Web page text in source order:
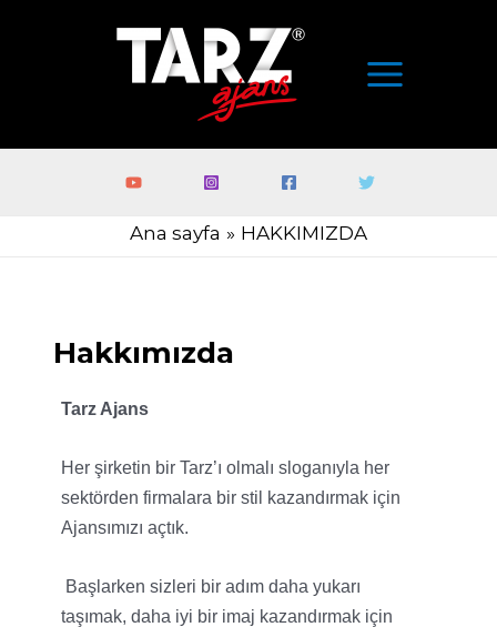
Ana sayfa HAKKIMIZDA
Hakkımızda
Tarz Ajans
Her şirketin bir Tarz’ı olmalı sloganıyla her
sektörden firmalara bir stil kazandırmak için
Ajansımızı açtık.
Başlarken sizleri bir adım daha yukarı
taşımak, daha iyi bir imaj kazandırmak için